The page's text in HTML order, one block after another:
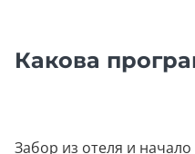
Какова
Забор из отеля и